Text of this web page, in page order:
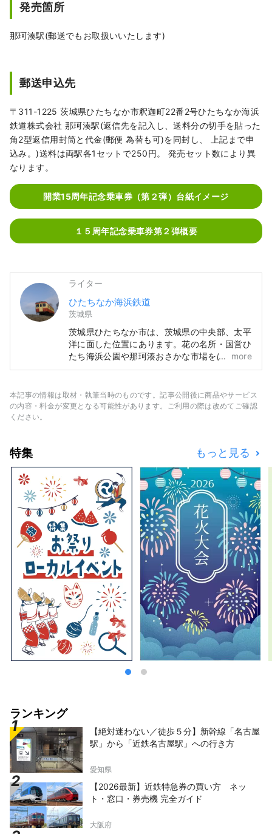
発売箇所
那珂湊駅(郵送でもお取扱いいたします)
郵送申込先
〒311-1225 茨城県ひたちなか市釈迦町22番2号ひたちなか海浜
鉄道株式会社 那珂湊駅(返信先を記入し、送料分の切手を貼った
角2型返信用封筒と代金(郵便 為替も可)を同封し、 上記まで申
込み。)送料は両駅各1セットで250円。 発売セット数により異
なります。
開業15周年記念乗車券（第２弾）台紙イメージ
１５周年記念乗車券第２弾概要
ライター
ひたちなか海浜鉄道
茨城県
茨城県ひたちなか市は、茨城県の中央部、太平
洋に面した位置にあります。花の名所・国営ひ
たち海浜公園や那珂湊おさかな市場をはじめと
した魅力的な観光スポットがあり、茨城県の勝
走り、農業や水産業が盛んで、ほしいも生産
量・タコの加工生産量は日本一に輝いていま
ち海浜公園のコキアの時期に、阿字ヶ浦駅～公
園海浜口間の土日・祝日にて無料シャトルバス
「ほしいもシャトルバス」を運行します。
more
本記事の情報は取材・執筆当時のものです。記事公開後に商品やサービス
の内容・料金が変更となる可能性があります。ご利用の際は改めてご確認
ください。
特集 もっと見る
ランキング
【絶対迷わない／徒歩５分】新幹線「名古屋
駅」から「近鉄名古屋駅」への行き方
愛知県
【2026最新】近鉄特急券の買い方 ネッ
ト・窓口・券売機 完全ガイド
大阪府